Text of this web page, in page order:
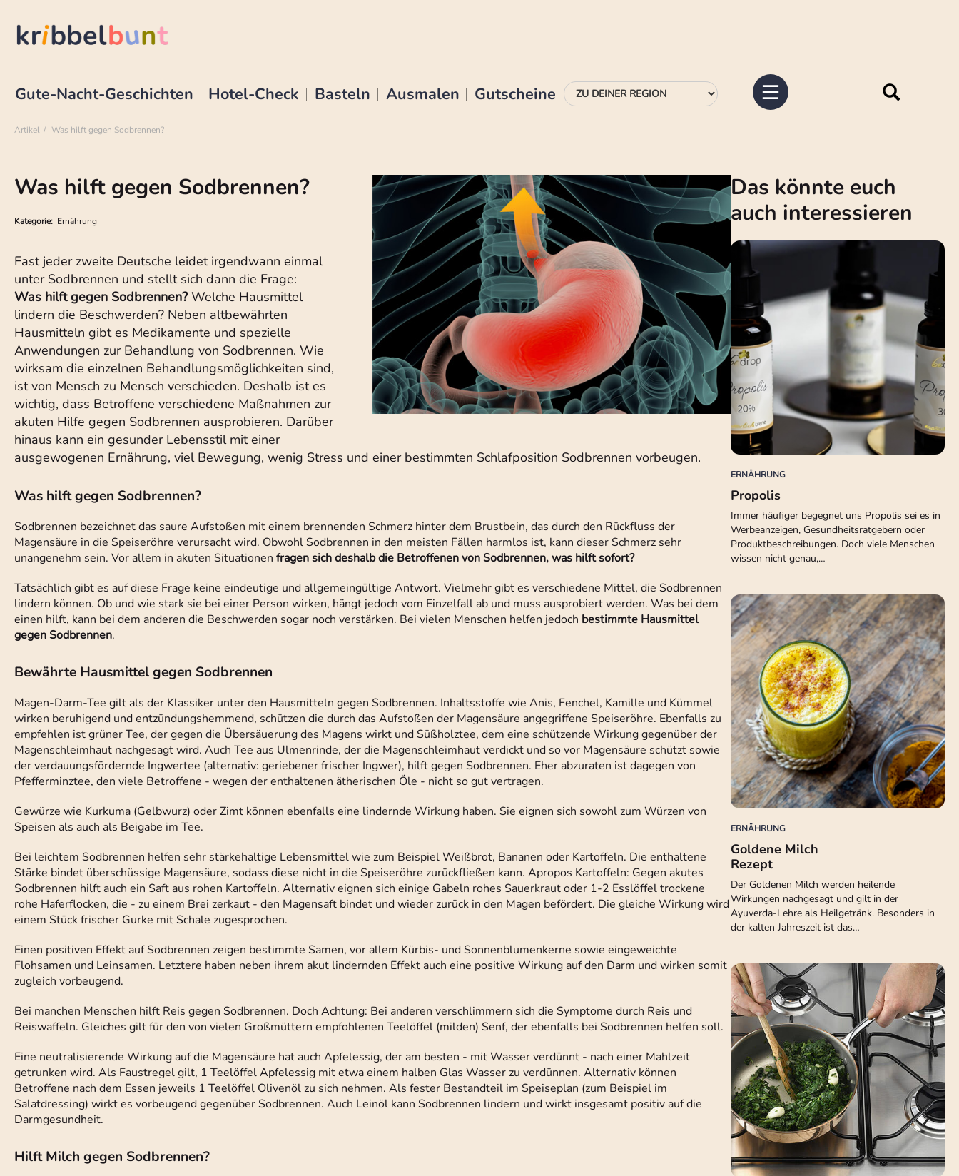
Gute-Nacht-Geschichten Hotel-Check Basteln Ausmalen Gutscheine
Artikel Was hilft gegen Sodbrennen?
Was hilft gegen Sodbrennen?
Kategorie: Ernährung
Fast jeder zweite Deutsche leidet irgendwann einmal
unter Sodbrennen und stellt sich dann die Frage:
Was hilft gegen Sodbrennen?Welche Hausmittel
lindern die Beschwerden? Neben altbewährten
Hausmitteln gibt es Medikamente und spezielle
Anwendungen zur Behandlung von Sodbrennen. Wie
wirksam die einzelnen Behandlungsmöglichkeiten sind,
ist von Mensch zu Mensch verschieden. Deshalb ist es
wichtig, dass Betroffene verschiedene Maßnahmen zur
akuten Hilfe gegen Sodbrennen ausprobieren. Darüber
hinaus kann ein gesunder Lebensstil mit einer
ausgewogenen Ernährung, viel Bewegung, wenig Stress und einer bestimmten Schlafposition Sodbrennen vorbeugen.
Was hilft gegen Sodbrennen?
Sodbrennen bezeichnet das saure Aufstoßen mit einem brennenden Schmerz hinter dem Brustbein, das durch den Rückfluss der
Magensäure in die Speiseröhre verursacht wird. Obwohl Sodbrennen in den meisten Fällen harmlos ist, kann dieser Schmerz sehr
unangenehm sein. Vor allem in akuten Situationen fragen sich deshalb die Betroffenen von Sodbrennen, was hilft sofort?
Tatsächlich gibt es auf diese Frage keine eindeutige und allgemeingültige Antwort. Vielmehr gibt es verschiedene Mittel, die Sodbrennen
lindern können. Ob und wie stark sie bei einer Person wirken, hängt jedoch vom Einzelfall ab und muss ausprobiert werden. Was bei dem
einen hilft, kann bei dem anderen die Beschwerden sogar noch verstärken. Bei vielen Menschen helfen jedoch bestimmte Hausmittel
gegen Sodbrennen.
Bewährte Hausmittel gegen Sodbrennen
Magen-Darm-Tee gilt als der Klassiker unter den Hausmitteln gegen Sodbrennen. Inhaltsstoffe wie Anis, Fenchel, Kamille und Kümmel
wirken beruhigend und entzündungshemmend, schützen die durch das Aufstoßen der Magensäure angegriffene Speiseröhre. Ebenfalls zu
empfehlen ist grüner Tee, der gegen die Übersäuerung des Magens wirkt und Süßholztee, dem eine schützende Wirkung gegenüber der
Magenschleimhaut nachgesagt wird. Auch Tee aus Ulmenrinde, der die Magenschleimhaut verdickt und so vor Magensäure schützt sowie
der verdauungsfördernde Ingwertee (alternativ: geriebener frischer Ingwer), hilft gegen Sodbrennen. Eher abzuraten ist dagegen von
Pfefferminztee, den viele Betroffene - wegen der enthaltenen ätherischen Öle - nicht so gut vertragen.
Gewürze wie Kurkuma (Gelbwurz) oder Zimt können ebenfalls eine lindernde Wirkung haben. Sie eignen sich sowohl zum Würzen von
Speisen als auch als Beigabe im Tee.
Bei leichtem Sodbrennen helfen sehr stärkehaltige Lebensmittel wie zum Beispiel Weißbrot, Bananen oder Kartoffeln. Die enthaltene
Stärke bindet überschüssige Magensäure, sodass diese nicht in die Speiseröhre zurückfließen kann. Apropos Kartoffeln: Gegen akutes
Sodbrennen hilft auch ein Saft aus rohen Kartoffeln. Alternativ eignen sich einige Gabeln rohes Sauerkraut oder 1-2 Esslöffel trockene
rohe Haferflocken, die - zu einem Brei zerkaut - den Magensaft bindet und wieder zurück in den Magen befördert. Die gleiche Wirkung wird
einem Stück frischer Gurke mit Schale zugesprochen.
Einen positiven Effekt auf Sodbrennen zeigen bestimmte Samen, vor allem Kürbis- und Sonnenblumenkerne sowie eingeweichte
Flohsamen und Leinsamen. Letztere haben neben ihrem akut lindernden Effekt auch eine positive Wirkung auf den Darm und wirken somit
zugleich vorbeugend.
Bei manchen Menschen hilft Reis gegen Sodbrennen. Doch Achtung: Bei anderen verschlimmern sich die Symptome durch Reis und
Reiswaffeln. Gleiches gilt für den von vielen Großmüttern empfohlenen Teelöffel (milden) Senf, der ebenfalls bei Sodbrennen helfen soll.
Eine neutralisierende Wirkung auf die Magensäure hat auch Apfelessig, der am besten - mit Wasser verdünnt - nach einer Mahlzeit
getrunken wird. Als Faustregel gilt, 1 Teelöffel Apfelessig mit etwa einem halben Glas Wasser zu verdünnen. Alternativ können
Betroffene nach dem Essen jeweils 1 Teelöffel Olivenöl zu sich nehmen. Als fester Bestandteil im Speiseplan (zum Beispiel im
Salatdressing) wirkt es vorbeugend gegenüber Sodbrennen. Auch Leinöl kann Sodbrennen lindern und wirkt insgesamt positiv auf die
Darmgesundheit.
Hilft Milch gegen Sodbrennen?
Das könnte euch
auch interessieren
ERNÄHRUNG
Propolis
Immer häufiger begegnet uns Propolis sei es in
Werbeanzeigen, Gesundheitsratgebern oder
Produktbeschreibungen. Doch viele Menschen
wissen nicht genau,…
ERNÄHRUNG
Goldene Milch
Rezept
Der Goldenen Milch werden heilende
Wirkungen nachgesagt und gilt in der
Ayuverda-Lehre als Heilgetränk. Besonders in
der kalten Jahreszeit ist das…